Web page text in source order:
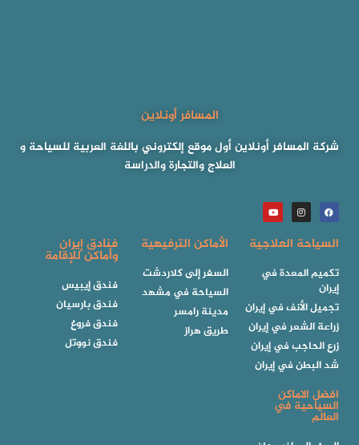
المسافر أونلاين
شركة المسافر أونلاين أول موقع إلكتروني باللغة العربية للسياحة و
العلاج والتجارة والدراسة
السياحة العلاجية
تكميم المعدة في
إيران
تجميل الأنف في إيران
زراعة الشعر في إيران
زرع الحاجب في إيران
شد البطن في إيران
الأماكن الترفيهية
السفر إلى كلاردشت
السياحة في مشهد
مدينة رامسر
طريق هراز
فنادق إيران
وأماكن للإقامة
فندق إيبيس
فندق بارسيان
فندق فروغ
فندق نووتل
افضل الاماكن
السياحية في
العالم